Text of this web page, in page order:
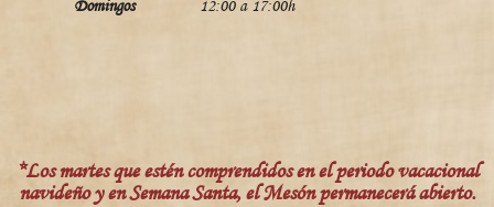
Domingos 12:00 a 17:00h
*Los martes que estén comprendidos en el periodo vacacional
navideño y en Semana Santa, el Mesón permanecerá abierto.